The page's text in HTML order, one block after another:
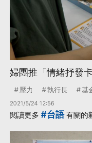
婦團推「情緒抒發
壓力 執行長 基
2021/5/24 12:56
閱讀更多 #台語有關的